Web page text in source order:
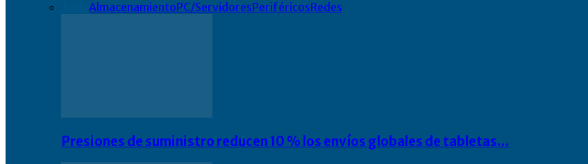
AlmacenamientoPC/ServidoresPeriféricosRedes
Presiones de suministro reducen 10 % los envíos globales de tabletas…